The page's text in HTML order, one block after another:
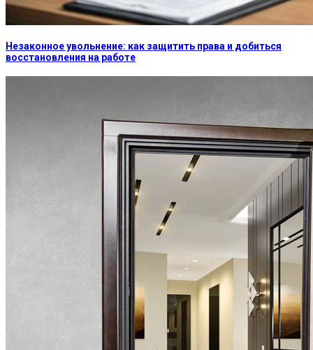
Незаконное увольнение: как защитить права и добиться
восстановления на работе